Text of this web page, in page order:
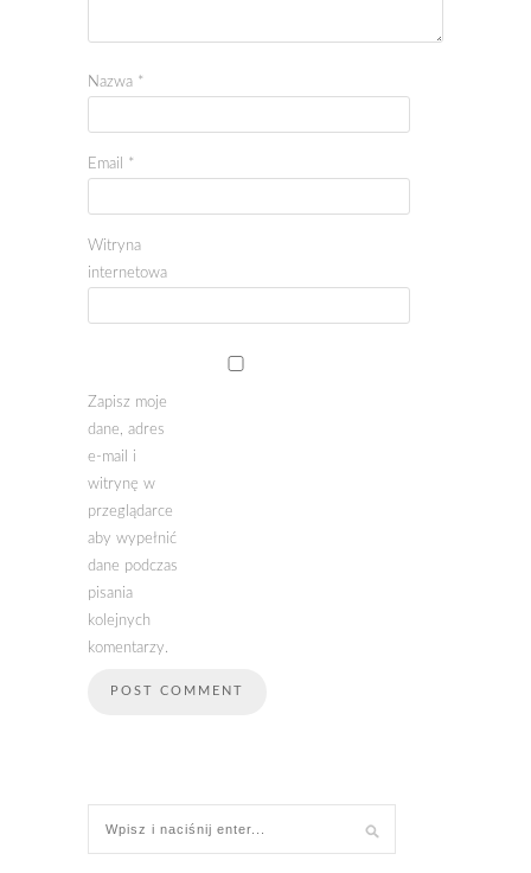
Nazwa *
Email *
Witryna
internetowa
Zapisz moje
dane, adres
e-mail i
witrynę w
przeglądarce
aby wypełnić
dane podczas
pisania
kolejnych
komentarzy.